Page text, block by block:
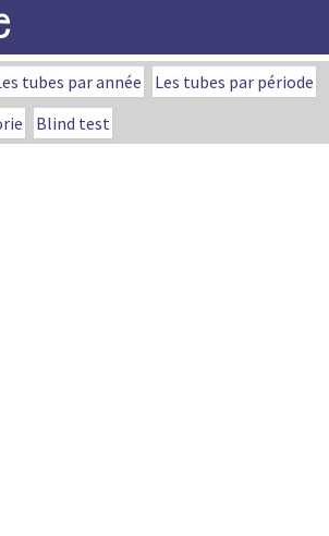
tubes par année
Les tubes par période
Blind test